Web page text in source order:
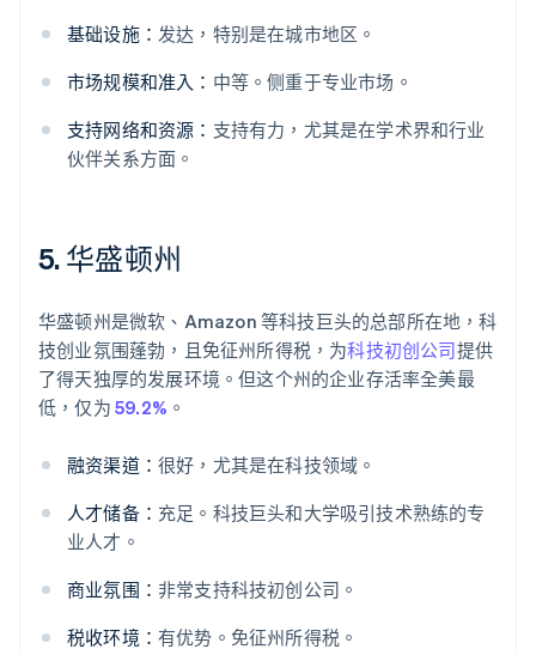
基础设施： 发达，特别是在城市地区。
市场规模和准入： 中等。侧重于专业市场。
支持网络和资源： 支持有力，尤其是在学术界和行业
伙伴关系方面。
5. 华盛顿州
华盛顿州是微软、Amazon 等科技巨头的总部所在地，科
技创业氛围蓬勃，且免征州所得税，为科技初创公司提供
了得天独厚的发展环境。但这个州的企业存活率全美最
低，仅为 59.2% 。
融资渠道： 很好，尤其是在科技领域。
人才储备： 充足。科技巨头和大学吸引技术熟练的专
业人才。
商业氛围： 非常支持科技初创公司。
税收环境： 有优势。免征州所得税。